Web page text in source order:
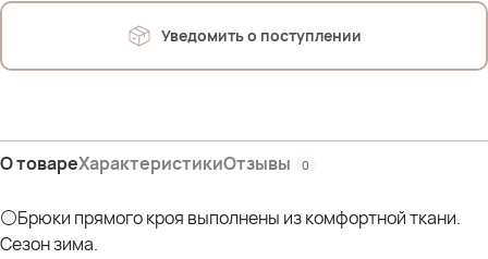
Параметры других наших моделей:
Эльвира- рост 173; ОГ 120; ОТ 108; ОЖ 118; ОБ 132; ОР 44 *отлично
Уведомить о поступлении
О товареХарактеристикиОтзывы 0
⚪Брюки прямого кроя выполнены из комфортной ткани.
Сезон зима.